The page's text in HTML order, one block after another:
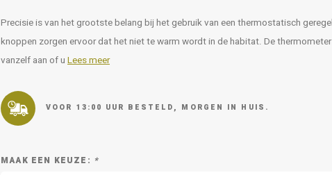
Precisie is van het grootste belang bij het gebruik van een thermostatisch
knoppen zorgen ervoor dat het niet te warm wordt in de habitat. De
vanzelf aan of u Lees meer
VOOR 13:00 UUR BESTELD, MORGEN IN HUIS.
MAAK EEN KEUZE: *